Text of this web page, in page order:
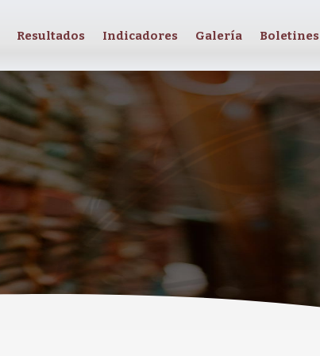
Resultados Indicadores Galería Boletines